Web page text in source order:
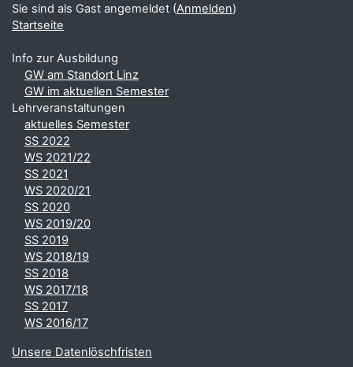
Sie sind als Gast angemeldet (Anmelden)
Startseite
Info zur Ausbildung
GW am Standort Linz
GW im aktuellen Semester
Lehrveranstaltungen
aktuelles Semester
SS 2022
WS 2021/22
SS 2021
WS 2020/21
SS 2020
WS 2019/20
SS 2019
WS 2018/19
SS 2018
WS 2017/18
SS 2017
WS 2016/17
Unsere Datenlöschfristen